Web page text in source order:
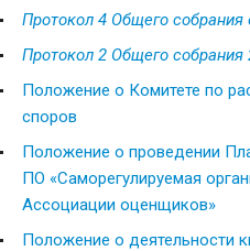
Протокол 4 Общего собрания
Протокол 2 Общего собрания
Положение о Комитете по
споров
Положение о проведении
ПО «Саморегулируемая
Ассоциации оценщиков»
Положение о деятельности